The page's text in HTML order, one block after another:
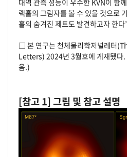
대역 관측 성능이 우수한 KVN이 함
랙홀의 그림자를 볼 수 있을 것으로
홀의 숨겨진 제트도 발견하고자 한
□ 본 연구는 천체물리학저널레터
Letters) 2024년 3월호에 게재됐다.
음.)
[참고 1] 그림 및 참고 설명